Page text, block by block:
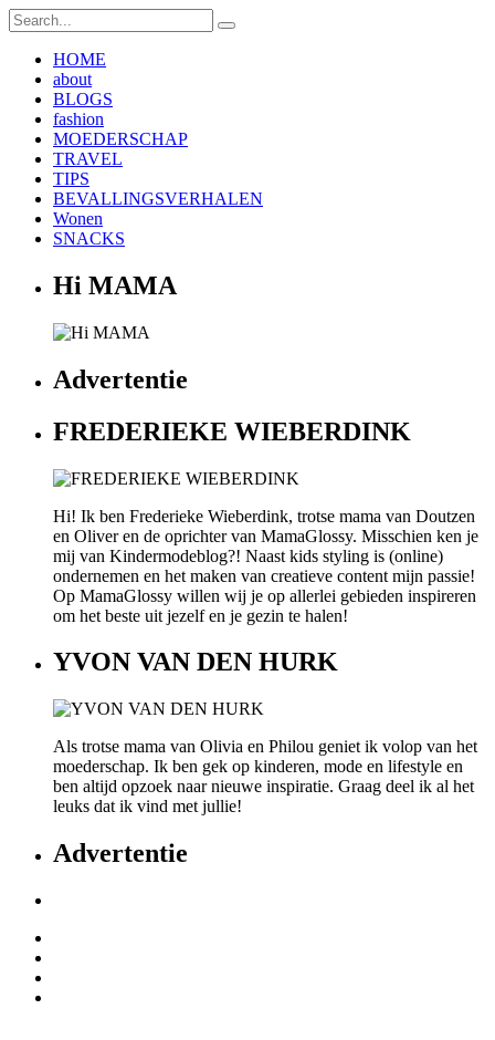
HOME
about
BLOGS
fashion
MOEDERSCHAP
TRAVEL
TIPS
BEVALLINGSVERHALEN
Wonen
SNACKS
Hi MAMA
Advertentie
FREDERIEKE WIEBERDINK
Hi! Ik ben Frederieke Wieberdink, trotse mama van Doutzen
en Oliver en de oprichter van MamaGlossy. Misschien ken je
mij van Kindermodeblog?! Naast kids styling is (online)
ondernemen en het maken van creatieve content mijn passie!
Op MamaGlossy willen wij je op allerlei gebieden inspireren
om het beste uit jezelf en je gezin te halen!
YVON VAN DEN HURK
Als trotse mama van Olivia en Philou geniet ik volop van het
moederschap. Ik ben gek op kinderen, mode en lifestyle en
ben altijd opzoek naar nieuwe inspiratie. Graag deel ik al het
leuks dat ik vind met jullie!
Advertentie